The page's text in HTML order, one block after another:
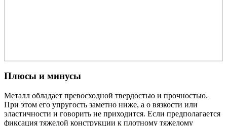
Плюсы и минусы
Металл обладает превосходной твердостью и прочностью.
При этом его упругость заметно ниже, а о вязкости или
эластичности и говорить не приходится. Если предполагается
фиксация тяжелой конструкции к плотному тяжелому